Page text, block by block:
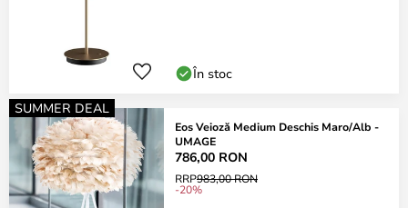
În stoc
SUMMER DEAL
Eos Veioză Medium Deschis Maro/Alb -
UMAGE
786,00 RON
RRP983,00 RON
-20%